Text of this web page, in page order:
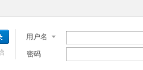
用户名
密码